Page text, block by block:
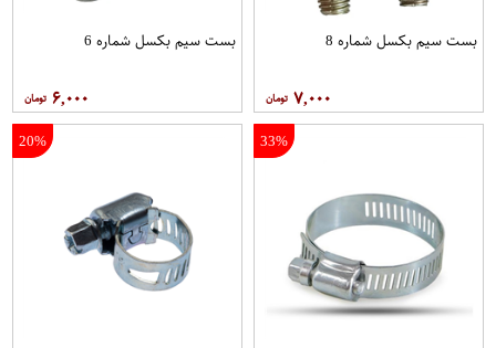
بست سیم بکسل شماره 8
۷,۰۰۰
بست سیم بکسل شماره 6
۶,۰۰۰
33%
20%